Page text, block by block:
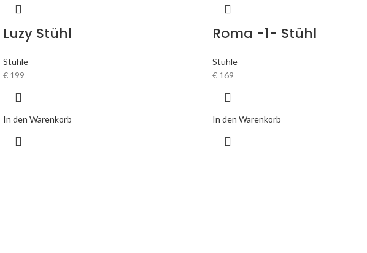
Luzy Stühl
Stühle
€ 199
In den Warenkorb
Roma -1- Stühl
Stühle
€ 169
In den Warenkorb